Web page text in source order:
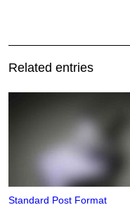
Related entries
Standard Post Format